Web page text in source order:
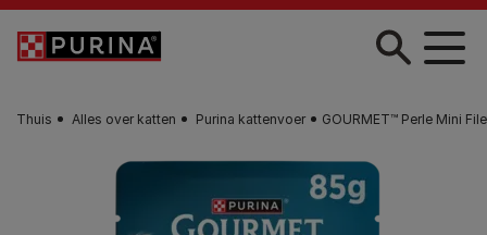
Skip to main content
Thuis Alles over katten Purina kattenvoer GOURMET™ Perle Mini